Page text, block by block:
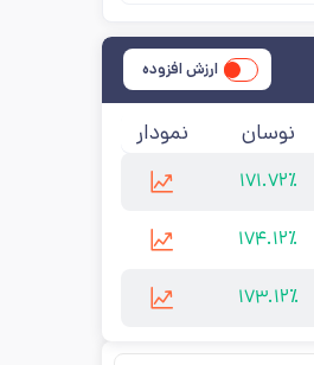
ارزش افزوده
نوسان نمودار
۱۷۱.۷۲٪
۱۷۴.۱۲٪
۱۷۳.۱۲٪